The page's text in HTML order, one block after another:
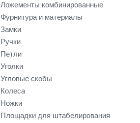
Ложементы комбинированные
Фурнитура и материалы
Замки
Ручки
Петли
Уголки
Угловые скобы
Колеса
Ножки
Площадки для штабелирования